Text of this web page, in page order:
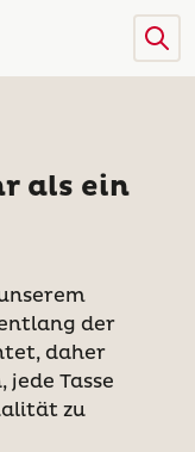
als ein
der
daher
Tasse
zu